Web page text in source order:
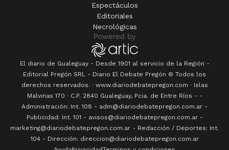
Espectáculos
Editoriales
Necrológicas
El diario de Gualeguay - Desde 1901 al servicio de la Región -
Editorial Pregón SRL - Diario El Debate Pregón © Todos los
derechos reservados. · www.diariodebatepregon.com · Islas
Malvinas 170 · C.P. 2840 Gualeguay, Pcia. de Entre Ríos - -
Administración: Int. 108 - adm@diariodebatepregon.com.ar -
Publicidad: Int. 101 - avisos@diariodebatepregon.com.ar -
marketing@diariodebatepregon.com.ar - Redacción / Deportes: Int.
104 - Dirección: direccion@diariodebatepregon.com.ar